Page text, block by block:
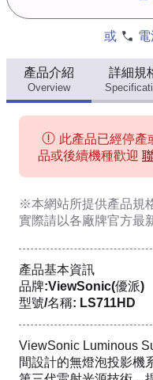
或 電
產品介紹
Overview
詳細規
此產品已經停產
品或後續機種歡迎
※本網站所提供產品規
實際請以各廠牌官方最
產品基本資訊
品牌:ViewSonic(優派)
型號/名稱: LS711HD
ViewSonic Luminous
間設計的無燈泡投影機